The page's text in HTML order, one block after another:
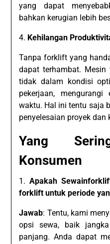
yang dapat
bahkan kerugian lebih
4. Kehilangan
Tanpa forklift yang
dapat terhambat.
tidak dalam kondisi
pekerjaan,
waktu. Hal ini tentu saja
penyelesaian proyek dan
Yang
Konsumen
1.Apakah
forklift untuk periode
Jawab: Tentu, kami
opsi sewa, baik
panjang. Anda dapat